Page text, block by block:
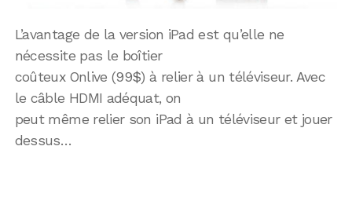
L’avantage de la version iPad est qu’elle ne
nécessite pas le boîtier
coûteux Onlive (99$) à relier à un téléviseur. Avec
le câble HDMI adéquat, on
peut même relier son iPad à un téléviseur et jouer
dessus…